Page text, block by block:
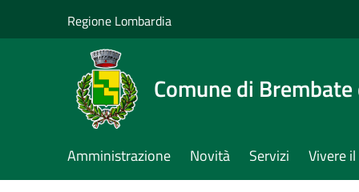
Regione Lombardia
Comune di
Amministrazione Novità Servizi Vivere